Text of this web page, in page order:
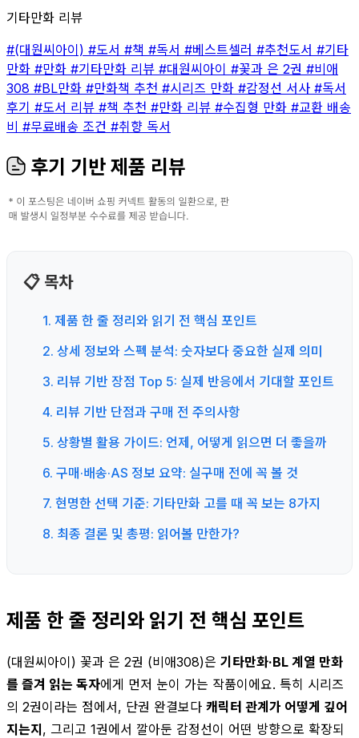
기타만화 리뷰
#(대원씨아이) #도서 #책 #독서 #베스트셀러 #추천도서 #기타
만화 #만화 #기타만화 리뷰 #대원씨아이 #꽃과 은 2권 #비애
308 #BL만화 #만화책 추천 #시리즈 만화 #감정선 서사 #독서
후기 #도서 리뷰 #책 추천 #만화 리뷰 #수집형 만화 #교환 배송
비 #무료배송 조건 #취향 독서
후기 기반 제품 리뷰
📋 목차
1. 제품 한 줄 정리와 읽기 전 핵심 포인트
2. 상세 정보와 스펙 분석: 숫자보다 중요한 실제 의미
3. 리뷰 기반 장점 Top 5: 실제 반응에서 기대할 포인트
4. 리뷰 기반 단점과 구매 전 주의사항
5. 상황별 활용 가이드: 언제, 어떻게 읽으면 더 좋을까
6. 구매·배송·AS 정보 요약: 실구매 전에 꼭 볼 것
7. 현명한 선택 기준: 기타만화 고를 때 꼭 보는 8가지
8. 최종 결론 및 총평: 읽어볼 만한가?
제품 한 줄 정리와 읽기 전 핵심 포인트
(대원씨아이) 꽃과 은 2권 (비애308)은 기타만화·BL 계열 만화
를 즐겨 읽는 독자에게 먼저 눈이 가는 작품이에요. 특히 시리즈
의 2권이라는 점에서, 단권 완결보다 캐릭터 관계가 어떻게 깊어
지는지, 그리고 1권에서 깔아둔 감정선이 어떤 방향으로 확장되